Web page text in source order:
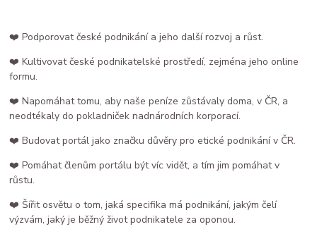
❤️ Podporovat české podnikání a jeho další rozvoj a růst.
❤️ Kultivovat české podnikatelské prostředí, zejména jeho online
formu.
❤️ Napomáhat tomu, aby naše peníze zůstávaly doma, v ČR, a
neodtékaly do pokladniček nadnárodních korporací.
❤️ Budovat portál jako značku důvěry pro etické podnikání v ČR.
❤️ Pomáhat členům portálu být víc vidět, a tím jim pomáhat v
růstu.
❤️ Šířit osvětu o tom, jaká specifika má podnikání, jakým čelí
výzvám, jaký je běžný život podnikatele za oponou.